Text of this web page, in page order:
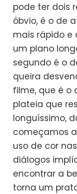
pode ter dois
óbvio, é o de
mais rápido e
um plano
segundo é o
queira
filme, que é o
plateia que
longuíssimo,
começamos
uso de cor
diálogos
encontrar a
torna um